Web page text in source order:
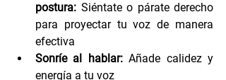
postura: Siéntate o párate derecho
para proyectar tu voz de manera
efectiva
Sonríe al hablar: Añade calidez y
energía a tu voz